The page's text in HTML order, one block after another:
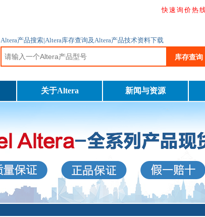
快速询价热
Altera产品搜索|Altera库存查询及Altera产品技术资料下载
库存查询
关于Altera 新闻与资源